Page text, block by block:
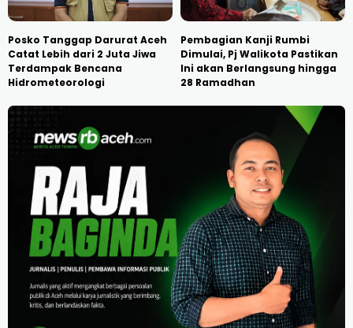
Posko Tanggap Darurat Aceh
Catat Lebih dari 2 Juta Jiwa
Terdampak Bencana
Hidrometeorologi
Pembagian Kanji Rumbi
Dimulai, Pj Walikota Pastikan
Ini akan Berlangsung hingga
28 Ramadhan